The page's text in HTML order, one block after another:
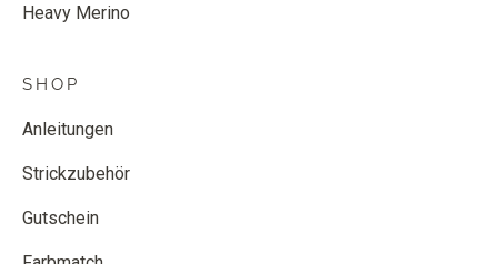
Heavy Merino
SHOP
Anleitungen
Strickzubehör
Gutschein